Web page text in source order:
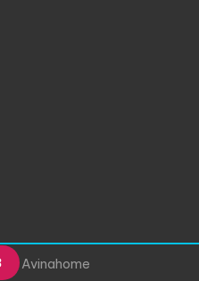
© Avinahome